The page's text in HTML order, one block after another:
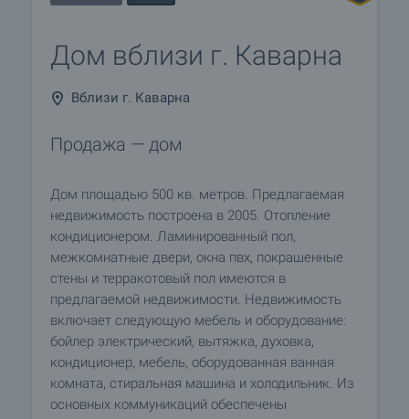
Дом вблизи г. Каварна
Вблизи г. Каварна
Продажа — дом
Дом площадью 500 кв. метров. Предлагаемая
недвижимость построена в 2005. Отопление
кондиционером. Ламинированный пол,
межкомнатные двери, окна пвх, покрашенные
стены и терракотовый пол имеются в
предлагаемой недвижимости. Недвижимость
включает следующую мебель и оборудование:
бойлер электрический, вытяжка, духовка,
кондиционер, мебель, оборудованная ванная
комната, стиральная машина и холодильник. Из
основных коммуникаций обеспечены